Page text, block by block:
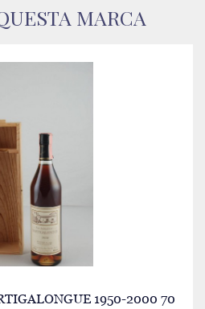
MARCA
1950-2000 70